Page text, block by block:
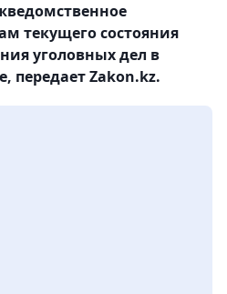
текущего состояния
уголовных дел в
передает Zakon.kz.